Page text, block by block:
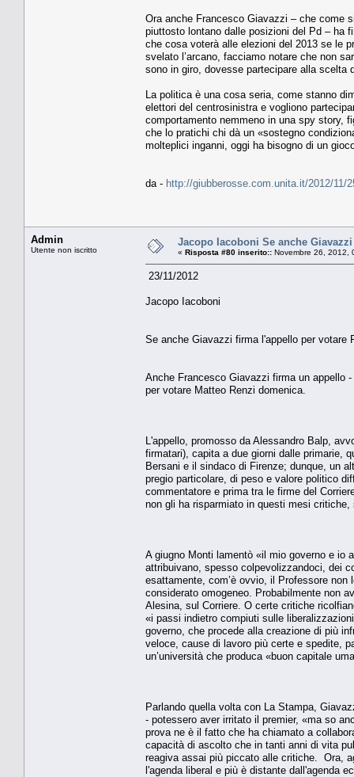
Ora anche Francesco Giavazzi – che come
piuttosto lontano dalle posizioni del Pd – ha
che cosa voterà alle elezioni del 2013 se le
svelato l’arcano, facciamo notare che non
sono in giro, dovesse partecipare alla scelta
La politica è una cosa seria, come stanno
elettori del centrosinistra e vogliono
comportamento nemmeno in una spy story,
che lo pratichi chi dà un «sostegno
molteplici inganni, oggi ha bisogno di un
da - http://giubberosse.com.unita.it/2012/11/
Admin
Utente non iscritto
Jacopo Iacoboni Se anche
« Risposta #80 inserito:: Novembre 26, 2012,
23/11/2012
Jacopo Iacoboni
Se anche Giavazzi firma l'appello per votare
Anche Francesco Giavazzi firma un appello
per votare Matteo Renzi domenica.
L'appello, promosso da Alessandro Balp,
firmatari), capita a due giorni dalle primarie,
Bersani e il sindaco di Firenze; dunque, un
pregio particolare, di peso e valore politico
commentatore e prima tra le firme del
non gli ha risparmiato in questi mesi
A giugno Monti lamentò «il mio governo e io
attribuivano, spesso colpevolizzandoci, dei
esattamente, com’è ovvio, il Professore
considerato omogeneo. Probabilmente non
Alesina, sul Corriere. O certe critiche
«i passi indietro compiuti sulle
governo, che procede alla creazione di più
veloce, cause di lavoro più certe e spedite,
un’università che produca «buon capitale
Parlando quella volta con La Stampa,
- potessero aver irritato il premier, «ma so
prova ne è il fatto che ha chiamato a
capacità di ascolto che in tanti anni di vita
reagiva assai più piccato alle critiche. Ora,
l'agenda liberal e più è distante dall'agenda